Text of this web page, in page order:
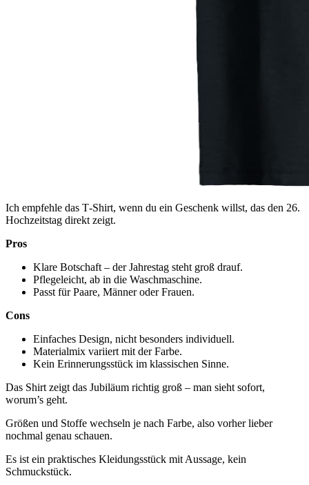
Ich empfehle das T‑Shirt, wenn du ein Geschenk willst, das den 26.
Hochzeitstag direkt zeigt.
Pros
Klare Botschaft – der Jahrestag steht groß drauf.
Pflegeleicht, ab in die Waschmaschine.
Passt für Paare, Männer oder Frauen.
Cons
Einfaches Design, nicht besonders individuell.
Materialmix variiert mit der Farbe.
Kein Erinnerungsstück im klassischen Sinne.
Das Shirt zeigt das Jubiläum richtig groß – man sieht sofort,
worum’s geht.
Größen und Stoffe wechseln je nach Farbe, also vorher lieber
nochmal genau schauen.
Es ist ein praktisches Kleidungsstück mit Aussage, kein
Schmuckstück.